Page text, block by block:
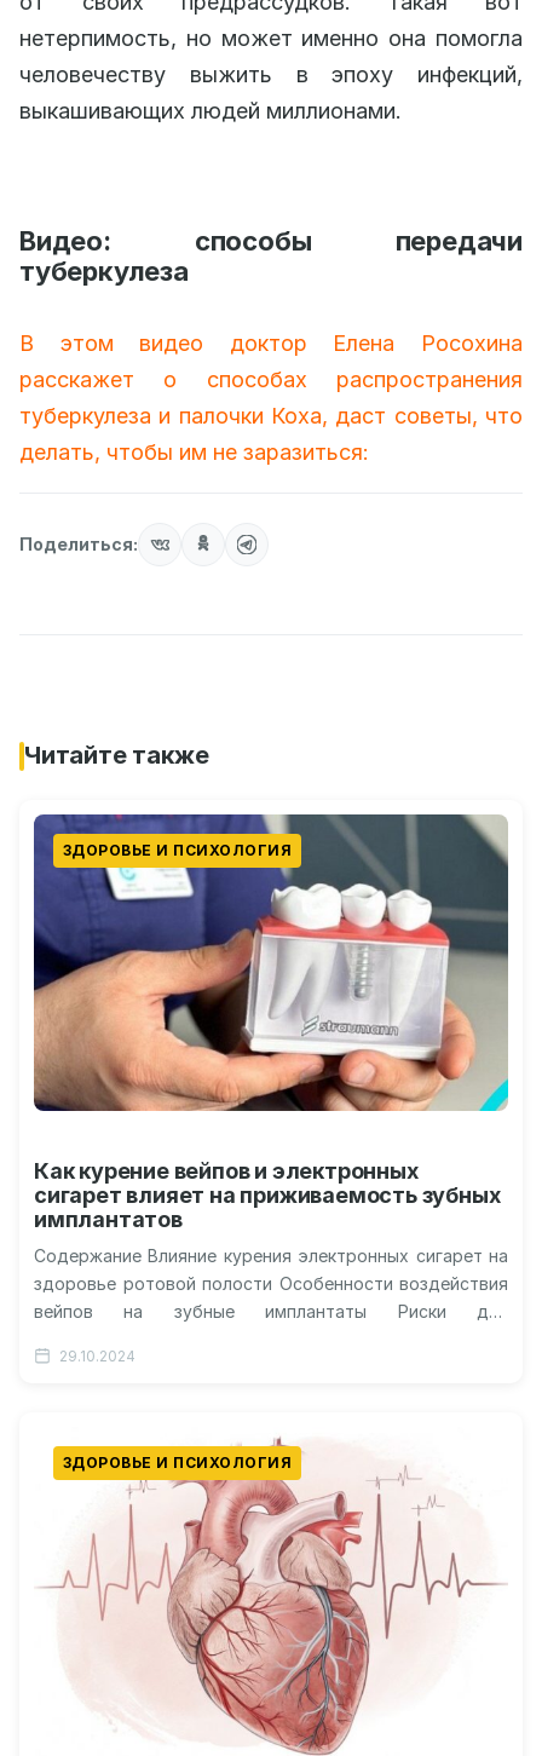
нетерпимость, но может именно она помогла
человечеству выжить в эпоху инфекций,
выкашивающих людей миллионами.
Видео: способы передачи
туберкулеза
В этом видео доктор Елена Росохина
расскажет о способах распространения
туберкулеза и палочки Коха, даст советы, что
делать, чтобы им не заразиться:
Поделиться:
Читайте также
ЗДОРОВЬЕ И ПСИХОЛОГИЯ
Как курение вейпов и электронных
сигарет влияет на приживаемость зубных
имплантатов
Содержание Влияние курения электронных сигарет на
здоровье ротовой полости Особенности воздействия
вейпов на зубные имплантаты Риски для
электронных сигарет Рекомендации по…
29.10.2024
ЗДОРОВЬЕ И ПСИХОЛОГИЯ